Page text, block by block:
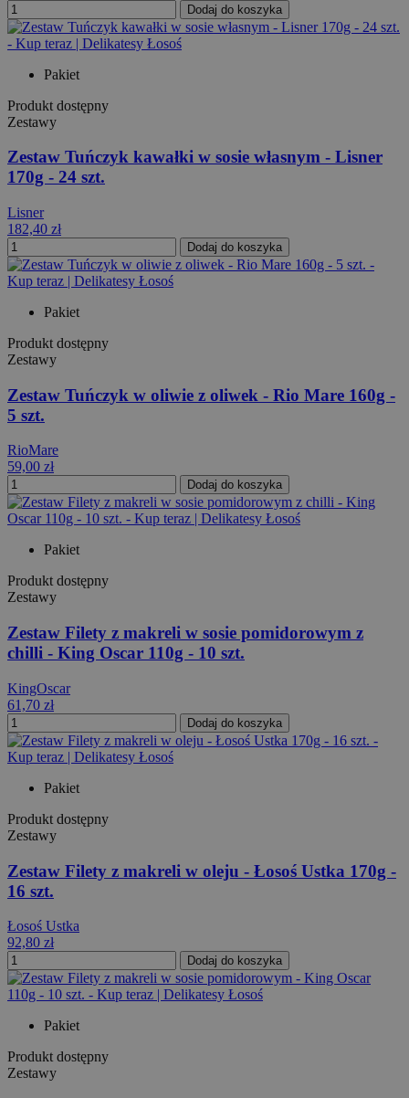
Dodaj do koszyka
Pakiet
Produkt dostępny
Zestawy
Zestaw Tuńczyk kawałki w sosie własnym - Lisner
170g - 24 szt.
Lisner
182,40 zł
Dodaj do koszyka
Pakiet
Produkt dostępny
Zestawy
Zestaw Tuńczyk w oliwie z oliwek - Rio Mare 160g -
5 szt.
RioMare
59,00 zł
Dodaj do koszyka
Pakiet
Produkt dostępny
Zestawy
Zestaw Filety z makreli w sosie pomidorowym z
chilli - King Oscar 110g - 10 szt.
KingOscar
61,70 zł
Dodaj do koszyka
Pakiet
Produkt dostępny
Zestawy
Zestaw Filety z makreli w oleju - Łosoś Ustka 170g -
16 szt.
Łosoś Ustka
92,80 zł
Dodaj do koszyka
Pakiet
Produkt dostępny
Zestawy